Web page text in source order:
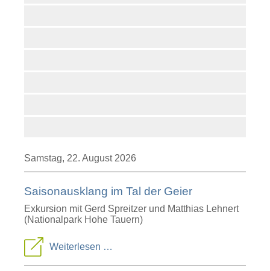
Samstag, 22. August 2026
Saisonausklang im Tal der Geier
Exkursion mit Gerd Spreitzer und Matthias Lehnert
(Nationalpark Hohe Tauern)
Weiterlesen …
im